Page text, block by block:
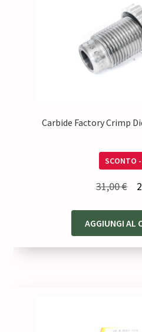
Carbide Factory Crimp
SCONTO
31,00€
AGGIUNGI AL